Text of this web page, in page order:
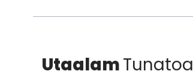
UtaalamTunatoa